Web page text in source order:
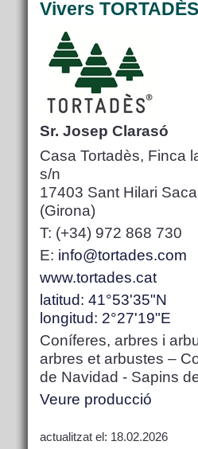
Vivers TORTADÈS
Sr. Josep Clarasó
Casa Tortadès, Finca
s/n
17403 Sant Hilari
(Girona)
T: (+34) 972 868 730
E: info@tortades.com
www.tortades.cat
latitud: 41°53'35"N
longitud: 2°27'19"E
Coníferes, arbres i
arbres et arbustes –
de Navidad - Sapins
Veure producció
actualitzat el: 18.02.2026